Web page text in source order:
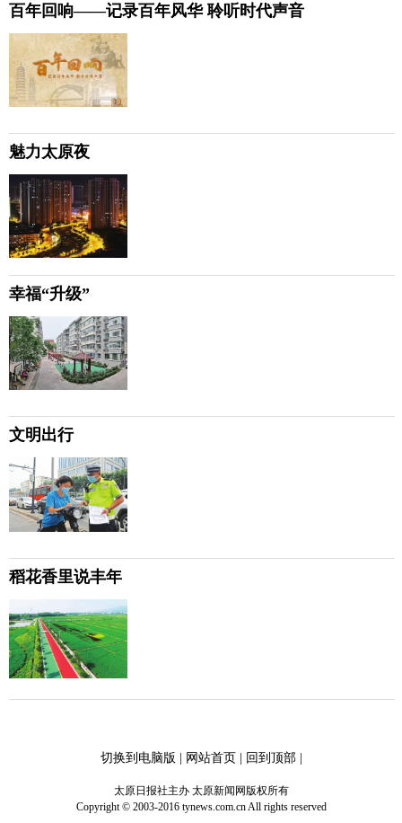
百年回响——记录百年风华 聆听时代声音
魅力太原夜
幸福“升级”
文明出行
稻花香里说丰年
切换到电脑版 网站首页 回到顶部|
太原日报社主办 太原新闻网版权所有
Copyright © 2003-2016 tynews.com.cn All rights reserved